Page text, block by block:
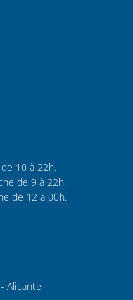
10 à 22h.
de 9 à 22h.
de 12 à 00h.
Alicante